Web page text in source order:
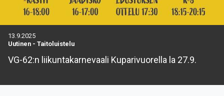
13.9.2025
Uutinen - Taitoluistelu
VG-62:n liikuntakarnevaali Kuparivuorella la 27.9.